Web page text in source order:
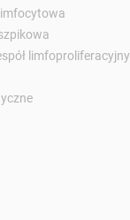
limfoproliferacyjny